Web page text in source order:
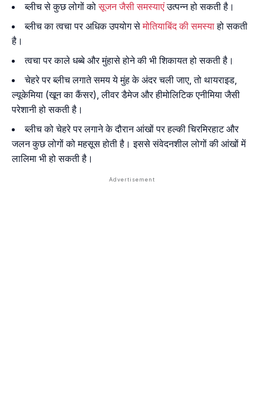
ब्लीच से कुछ लोगों कोसूजन जैसी समस्याएंउत्पन्न हो सकती है।
ब्लीच का त्वचा पर अधिक उपयोग सेमोतियाबिंद की समस्याहो सकती
है।
त्वचा पर काले धब्बे और मुंहासे होने की भी शिकायत हो सकती है।
चेहरे पर ब्लीच लगाते समय ये मुंह के अंदर चली जाए, तो थायराइड,
ल्यूकेमिया (खून का कैंसर), लीवर डैमेज और हीमोलिटिक एनीमिया जैसी
परेशानी हो सकती है।
ब्लीच को चेहरे पर लगाने के दौरान आंखों पर हल्की चिरमिरहाट और
जलन कुछ लोगों को महसूस होती है। इससे संवेदनशील लोगों की आंखों में
लालिमा भी हो सकती है।